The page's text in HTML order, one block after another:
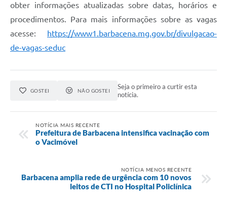
obter informações atualizadas sobre datas, horários e
procedimentos. Para mais informações sobre as vagas
acesse: https://www1.barbacena.mg.gov.br/divulgacao-
de-vagas-seduc
GOSTEI NÃO GOSTEI
Seja o primeiro a curtir esta
notícia.
NOTÍCIA MAIS RECENTE
Prefeitura de Barbacena intensifica vacinação com
o Vacimóvel
NOTÍCIA MENOS RECENTE
Barbacena amplia rede de urgência com 10 novos
leitos de CTI no Hospital Policlínica